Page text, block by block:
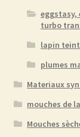
eggstasy,
turbo
lapin
plumes
Materiaux
mouches de
Mouches